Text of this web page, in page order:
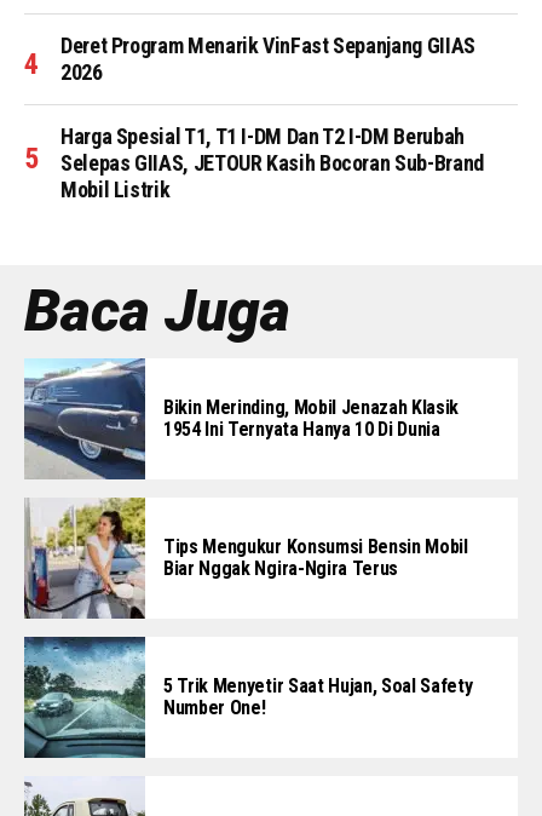
Deret Program Menarik VinFast Sepanjang GIIAS
2026
Harga Spesial T1, T1 I-DM Dan T2 I-DM Berubah
Selepas GIIAS, JETOUR Kasih Bocoran Sub-Brand
Mobil Listrik
Baca Juga
Bikin Merinding, Mobil Jenazah Klasik
1954 Ini Ternyata Hanya 10 Di Dunia
Tips Mengukur Konsumsi Bensin Mobil
Biar Nggak Ngira-Ngira Terus
5 Trik Menyetir Saat Hujan, Soal Safety
Number One!